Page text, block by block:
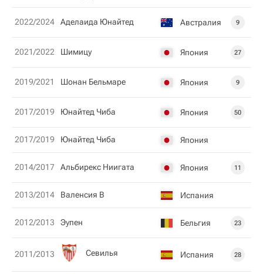
2022/2024 Аделаида Юнайтед Австралия 9
2021/2022 Шимицу Япония 27
2019/2021 Шонан Бельмаре Япония 9
2017/2019 Юнайтед Чиба Япония 50
2017/2019 Юнайтед Чиба Япония
2014/2017 Альбирекс Ниигата Япония 11
2013/2014 Валенсия В Испания
2012/2013 Эупен Бельгия 23
2011/2013 Севилья Испания 28